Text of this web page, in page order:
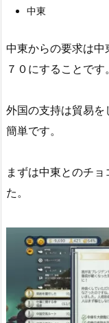
中東
中東からの要求は
７０にすることです。
外国の支持は貿易を
簡単です。
まずは中東とのチ
た。